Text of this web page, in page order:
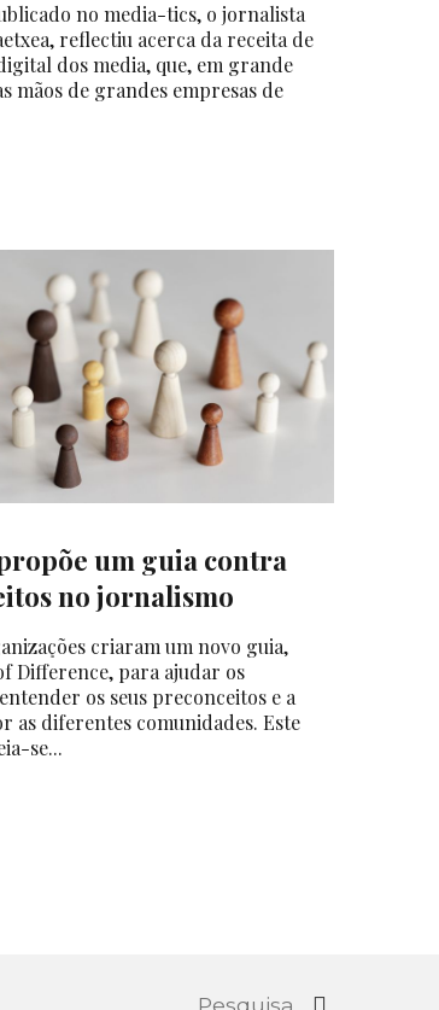
no media-tics, o jornalista
reflectiu acerca da receita de
dos media, que, em grande
mãos de grandes empresas de
um guia contra
no jornalismo
criaram um novo guia,
Difference, para ajudar os
os seus preconceitos e a
as diferentes comunidades. Este
se...